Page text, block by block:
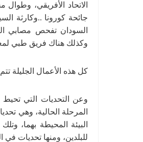
الاتحاد الأفريقي،
جائحة كورونا ..وكارثة
السودان تفحص مصابي
وكذلك هناك فريق طبي
كل هذه الأعمال الجليلة
وعن التحديات التي تحيط
المرحلة الحالية، وهي
البيئة المحيطة بهما،
للبلدين، ومنها تحديات في